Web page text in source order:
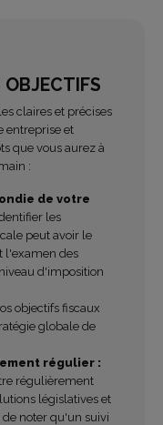
OBJECTIFS
claires et précises
entreprise et
que vous aurez à
:
de votre
les
peut avoir le
l'examen des
d'imposition
objectifs fiscaux
globale de
régulier :
régulièrement
législatives et
noter qu'un suivi